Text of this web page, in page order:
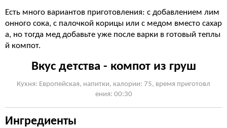
Есть много вариантов приготовления: с добавлением лим
онного сока, с палочкой корицы или с медом вместо сахар
а, но тогда мед добавьте уже после варки в готовый теплы
й компот.
Вкус детства - компот из груш
Кухня: Европейская, напитки, калории: 75, время приготовл
ения: 00:30
Ингредиенты